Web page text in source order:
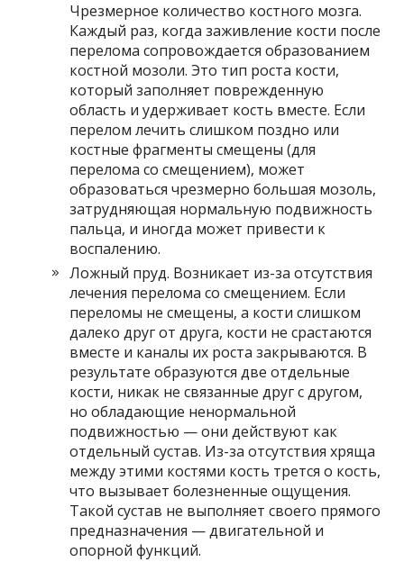
Чрезмерное количество костного мозга.
Каждый раз, когда заживление кости после
перелома сопровождается образованием
костной мозоли. Это тип роста кости,
который заполняет поврежденную
область и удерживает кость вместе. Если
перелом лечить слишком поздно или
костные фрагменты смещены (для
перелома со смещением), может
образоваться чрезмерно большая мозоль,
затрудняющая нормальную подвижность
пальца, и иногда может привести к
воспалению.
Ложный пруд. Возникает из-за отсутствия
лечения перелома со смещением. Если
переломы не смещены, а кости слишком
далеко друг от друга, кости не срастаются
вместе и каналы их роста закрываются. В
результате образуются две отдельные
кости, никак не связанные друг с другом,
но обладающие ненормальной
подвижностью — они действуют как
отдельный сустав. Из-за отсутствия хряща
между этими костями кость трется о кость,
что вызывает болезненные ощущения.
Такой сустав не выполняет своего прямого
предназначения — двигательной и
опорной функций.